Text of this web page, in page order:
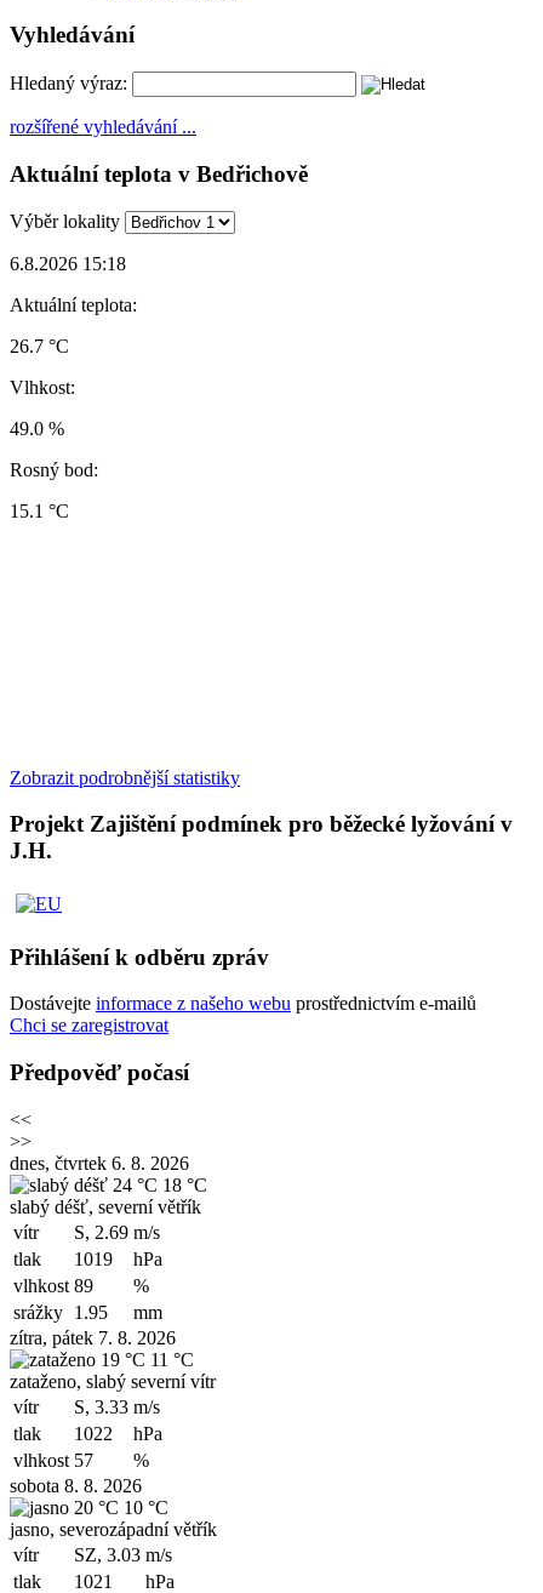
Vyhledávání
Hledaný výraz:
rozšířené vyhledávání ...
Aktuální teplota v Bedřichově
Výběr lokality
6.8.2026 15:18
Aktuální teplota:
26.7 °C
Vlhkost:
49.0 %
Rosný bod:
15.1 °C
Zobrazit podrobnější statistiky
Projekt Zajištění podmínek pro běžecké lyžování v
J.H.
Přihlášení k odběru zpráv
Dostávejte informace z našeho webu prostřednictvím e-mailů
Chci se zaregistrovat
Předpověď počasí
<<
>>
dnes, čtvrtek 6. 8. 2026
24 °C 18 °C
slabý déšť, severní větřík
vítr
S, 2.69 m/s
tlak
1019
hPa
vlhkost 89
%
srážky 1.95
mm
zítra, pátek 7. 8. 2026
19 °C 11 °C
zataženo, slabý severní vítr
vítr
S, 3.33 m/s
tlak
1022
hPa
vlhkost 57
%
sobota 8. 8. 2026
20 °C 10 °C
jasno, severozápadní větřík
vítr
SZ, 3.03 m/s
tlak
1021 hPa